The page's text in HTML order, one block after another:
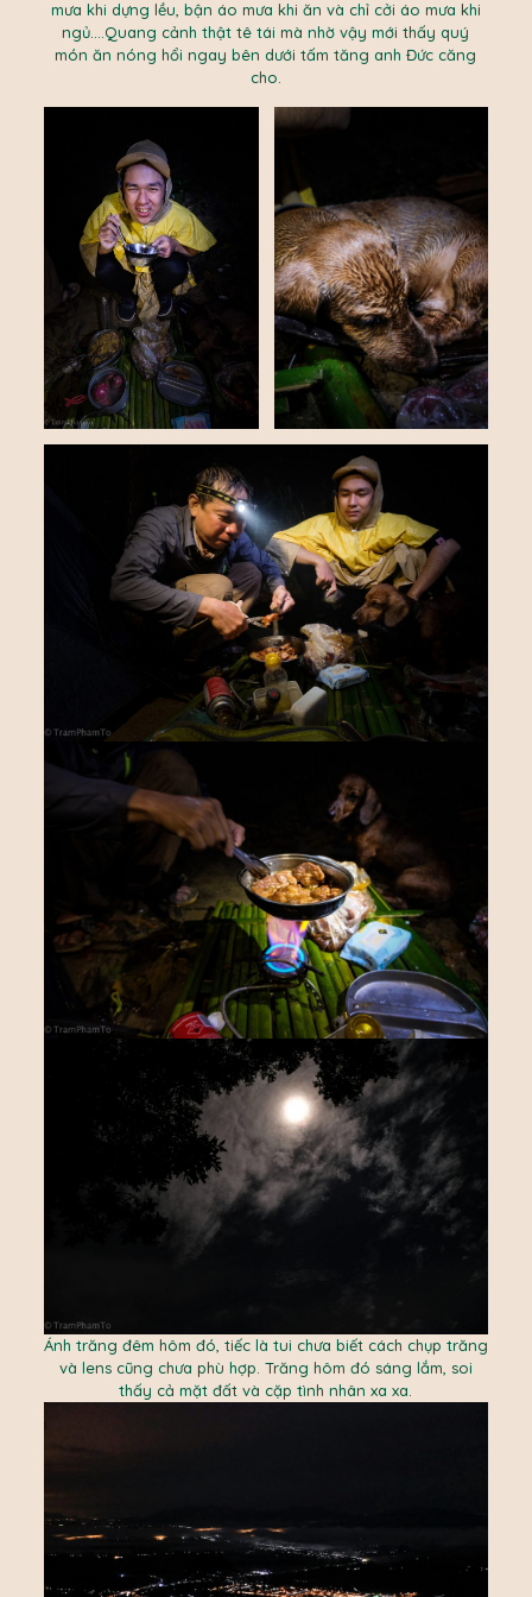
mưa khi dựng lều, bận áo mưa khi ăn và chỉ cởi áo mưa khi
ngủ….Quang cảnh thật tê tái mà nhờ vậy mới thấy quý
món ăn nóng hổi ngay bên dưới tấm tăng anh Đức căng
cho.
Ánh trăng đêm hôm đó, tiếc là tui chưa biết cách chụp trăng
và lens cũng chưa phù hợp. Trăng hôm đó sáng lắm, soi
thấy cả mặt đất và cặp tình nhân xa xa.